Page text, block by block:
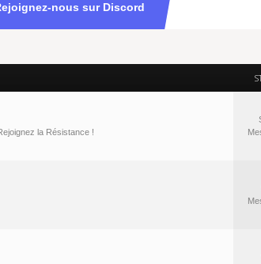
nous sur Discord
la Résistance !